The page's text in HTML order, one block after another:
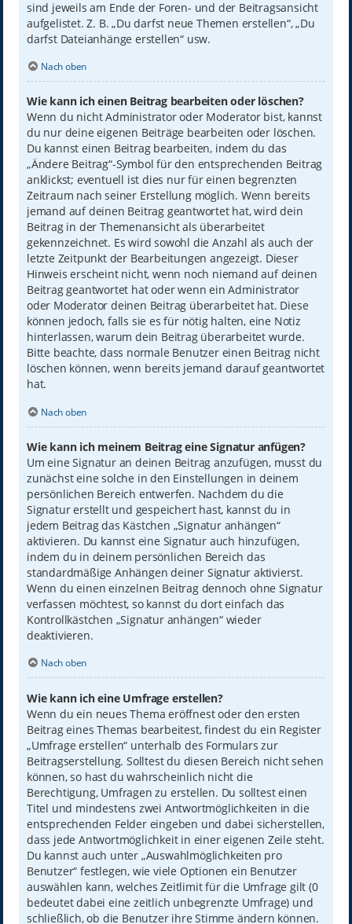
sind jeweils am Ende der Foren- und der Beitragsansicht
aufgelistet. Z. B. „Du darfst neue Themen erstellen“, „Du
darfst Dateianhänge erstellen“ usw.
Nach oben
Wie kann ich einen Beitrag bearbeiten oder löschen?
Wenn du nicht Administrator oder Moderator bist, kannst
du nur deine eigenen Beiträge bearbeiten oder löschen.
Du kannst einen Beitrag bearbeiten, indem du das
„Ändere Beitrag“-Symbol für den entsprechenden Beitrag
anklickst; eventuell ist dies nur für einen begrenzten
Zeitraum nach seiner Erstellung möglich. Wenn bereits
jemand auf deinen Beitrag geantwortet hat, wird dein
Beitrag in der Themenansicht als überarbeitet
gekennzeichnet. Es wird sowohl die Anzahl als auch der
letzte Zeitpunkt der Bearbeitungen angezeigt. Dieser
Hinweis erscheint nicht, wenn noch niemand auf deinen
Beitrag geantwortet hat oder wenn ein Administrator
oder Moderator deinen Beitrag überarbeitet hat. Diese
können jedoch, falls sie es für nötig halten, eine Notiz
hinterlassen, warum dein Beitrag überarbeitet wurde.
Bitte beachte, dass normale Benutzer einen Beitrag nicht
löschen können, wenn bereits jemand darauf geantwortet
hat.
Nach oben
Wie kann ich meinem Beitrag eine Signatur anfügen?
Um eine Signatur an deinen Beitrag anzufügen, musst du
zunächst eine solche in den Einstellungen in deinem
persönlichen Bereich entwerfen. Nachdem du die
Signatur erstellt und gespeichert hast, kannst du in
jedem Beitrag das Kästchen „Signatur anhängen“
aktivieren. Du kannst eine Signatur auch hinzufügen,
indem du in deinem persönlichen Bereich das
standardmäßige Anhängen deiner Signatur aktivierst.
Wenn du einen einzelnen Beitrag dennoch ohne Signatur
verfassen möchtest, so kannst du dort einfach das
Kontrollkästchen „Signatur anhängen“ wieder
deaktivieren.
Nach oben
Wie kann ich eine Umfrage erstellen?
Wenn du ein neues Thema eröffnest oder den ersten
Beitrag eines Themas bearbeitest, findest du ein Register
„Umfrage erstellen“ unterhalb des Formulars zur
Beitragserstellung. Solltest du diesen Bereich nicht sehen
können, so hast du wahrscheinlich nicht die
Berechtigung, Umfragen zu erstellen. Du solltest einen
Titel und mindestens zwei Antwortmöglichkeiten in die
entsprechenden Felder eingeben und dabei sicherstellen,
dass jede Antwortmöglichkeit in einer eigenen Zeile steht.
Du kannst auch unter „Auswahlmöglichkeiten pro
Benutzer“ festlegen, wie viele Optionen ein Benutzer
auswählen kann, welches Zeitlimit für die Umfrage gilt (0
bedeutet dabei eine zeitlich unbegrenzte Umfrage) und
schließlich, ob die Benutzer ihre Stimme ändern können.